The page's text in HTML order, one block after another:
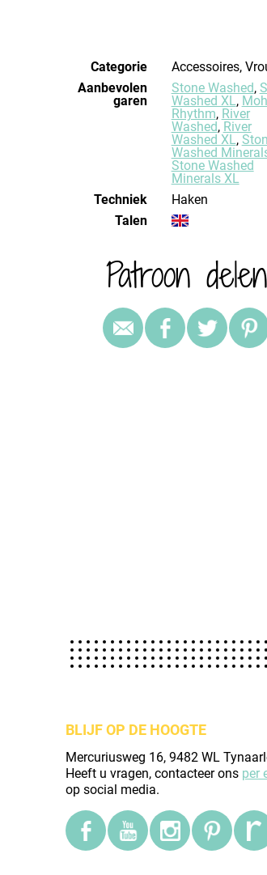
Categorie
Accessoires,
Aanbevolen
garen
Stone Washed,
Washed XL,
Rhythm, River
Washed, River
Washed XL,
Washed
Stone Washed
Minerals XL
Techniek
haken
Talen
Patroon delen
BLIJF OP DE HOOGTE
Mercuriusweg 16, 9482 WL
Heeft u vragen, contacteer ons per
op social media.